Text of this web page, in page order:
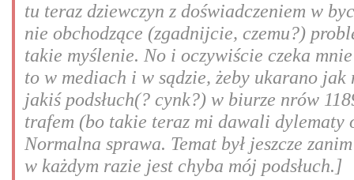
tu teraz dziewczyn z doświadczeniem w
nie obchodzące (zgadnijcie, czemu?)
takie myślenie. No i oczywiście czeka
to w mediach i w sądzie, żeby ukarano
jakiś podsłuch(? cynk?) w biurze nrów
trafem (bo takie teraz mi dawali dylematy
Normalna sprawa. Temat był jeszcze
w każdym razie jest chyba mój podsłuch.]